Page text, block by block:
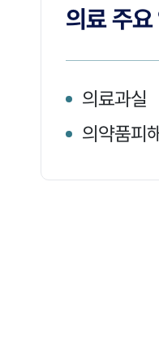
의료 주
의료과실
의약품피